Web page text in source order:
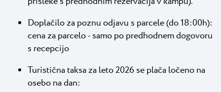
Doplačilo za poznu odjavu s parcele (do 18:00h):
cena za parcelo - samo po predhodnem dogovoru
s recepcijo
Turistična taksa za leto 2026 se plača ločeno na
osebo na dan: